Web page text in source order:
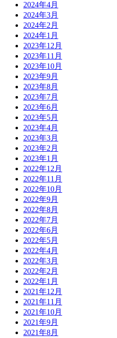
2024年4月
2024年3月
2024年2月
2024年1月
2023年12月
2023年11月
2023年10月
2023年9月
2023年8月
2023年7月
2023年6月
2023年5月
2023年4月
2023年3月
2023年2月
2023年1月
2022年12月
2022年11月
2022年10月
2022年9月
2022年8月
2022年7月
2022年6月
2022年5月
2022年4月
2022年3月
2022年2月
2022年1月
2021年12月
2021年11月
2021年10月
2021年9月
2021年8月